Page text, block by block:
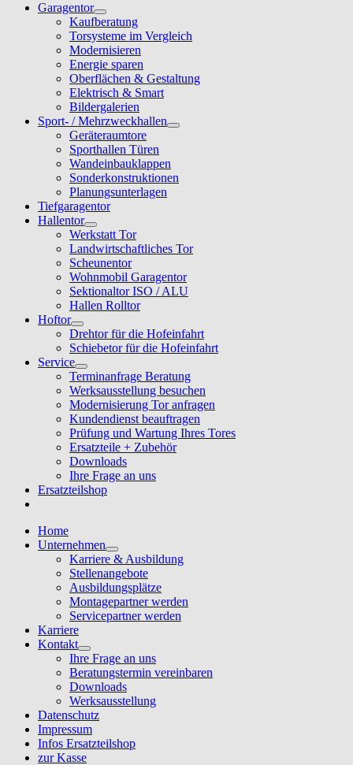
Garagentor
Kaufberatung
Torsysteme im Vergleich
Modernisieren
Energie sparen
Oberflächen & Gestaltung
Elektrisch & Smart
Bildergalerien
Sport- / Mehrzweckhallen
Geräteraumtore
Sporthallen Türen
Wandeinbauklappen
Sonderkonstruktionen
Planungsunterlagen
Tiefgaragentor
Hallentor
Werkstatt Tor
Landwirtschaftliches Tor
Scheunentor
Wohnmobil Garagentor
Sektionaltor ISO / ALU
Hallen Rolltor
Hoftor
Drehtor für die Hofeinfahrt
Schiebetor für die Hofeinfahrt
Service
Terminanfrage Beratung
Werksausstellung besuchen
Modernisierung Tor anfragen
Kundendienst beauftragen
Prüfung und Wartung Ihres Tores
Ersatzteile + Zubehör
Downloads
Ihre Frage an uns
Ersatzteilshop
Home
Unternehmen
Karriere & Ausbildung
Stellenangebote
Ausbildungsplätze
Montagepartner werden
Servicepartner werden
Karriere
Kontakt
Ihre Frage an uns
Beratungstermin vereinbaren
Downloads
Werksausstellung
Datenschutz
Impressum
Infos Ersatzteilshop
zur Kasse